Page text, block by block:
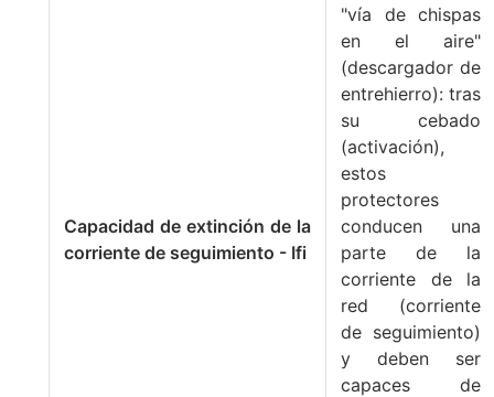
Capacidad de extinción de la
corriente de seguimiento - Ifi
"vía de chispas
en el aire"
(descargador de
entrehierro): tras
su cebado
(activación),
estos
protectores
conducen una
parte de la
corriente de la
red (corriente
de seguimiento)
y deben ser
capaces de